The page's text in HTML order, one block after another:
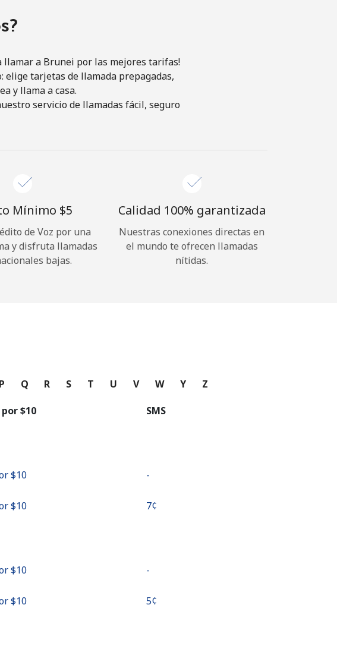
llamar a Brunei por las mejores tarifas!
elige tarjetas de llamada prepagadas,
y llama a casa.
servicio de llamadas fácil, seguro
Mínimo ⁦$5⁩
de Voz por una
y disfruta llamadas
bajas.
Calidad 100% garantizada
Nuestras conexiones directas en
el mundo te ofrecen llamadas
nítidas.
P Q R S T U V W Y Z
⁦$10⁩ SMS
⁦$10⁩ -
⁦$10⁩ ⁦7¢⁩
⁦$10⁩ -
⁦$10⁩ ⁦5¢⁩